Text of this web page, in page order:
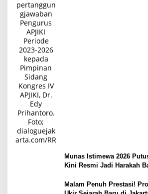
Munas Istimewa 2026
Kini Resmi Jadi Harakah
Malam Penuh Prestasi!